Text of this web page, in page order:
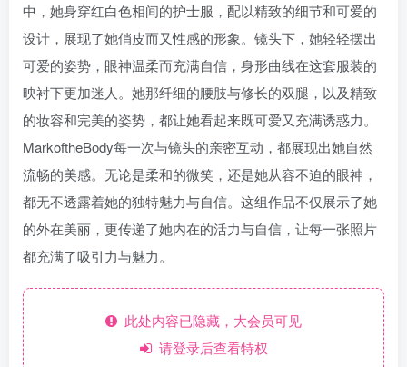
中，她身穿红白色相间的护士服，配以精致的细节和可爱的
设计，展现了她俏皮而又性感的形象。镜头下，她轻轻摆出
可爱的姿势，眼神温柔而充满自信，身形曲线在这套服装的
映衬下更加迷人。她那纤细的腰肢与修长的双腿，以及精致
的妆容和完美的姿势，都让她看起来既可爱又充满诱惑力。
MarkoftheBody每一次与镜头的亲密互动，都展现出她自然
流畅的美感。无论是柔和的微笑，还是她从容不迫的眼神，
都无不透露着她的独特魅力与自信。这组作品不仅展示了她
的外在美丽，更传递了她内在的活力与自信，让每一张照片
都充满了吸引力与魅力。
此处内容已隐藏，大会员可见
请登录后查看特权